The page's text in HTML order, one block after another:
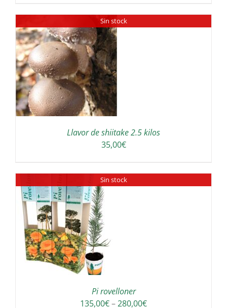
Sin stock
Llavor de shiitake 2.5 kilos
35,00€
Sin stock
Pi rovelloner
135,00€–280,00€Interval